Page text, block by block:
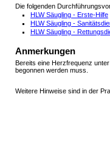
Die folgenden
HLW Säugling - Erste-Hilfe
HLW Säugling -
HLW Säugling -
Anmerkungen
Bereits eine Herzfrequenz
begonnen werden muss.
Weitere Hinweise sind in der